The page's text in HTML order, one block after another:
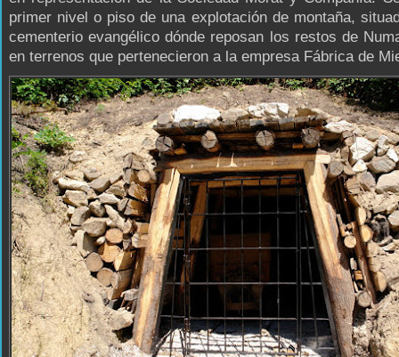
primer nivel o piso de una explotación de montaña,
cementerio evangélico dónde reposan los restos de
en terrenos que pertenecieron a la empresa Fábrica de